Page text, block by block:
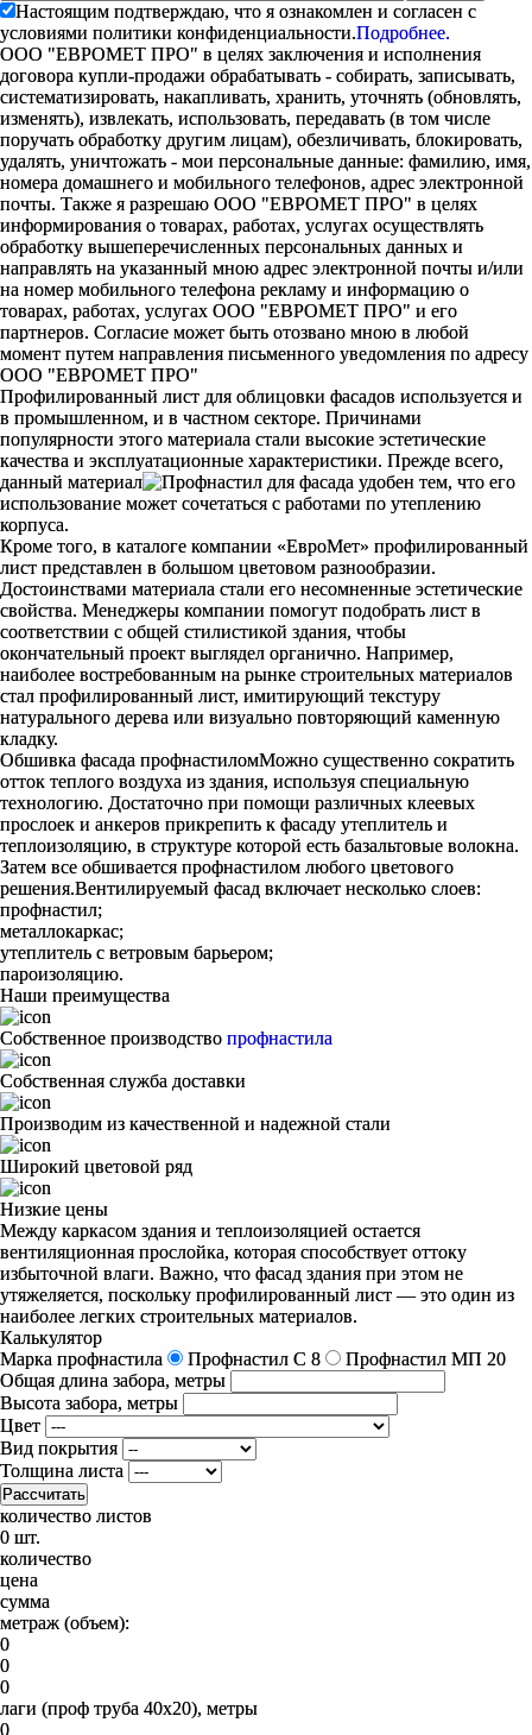
Настоящим подтверждаю, что я ознакомлен и согласен с
условиями политики конфиденциальности.Подробнее.
ООО "ЕВРОМЕТ ПРО" в целях заключения и исполнения
договора купли-продажи обрабатывать - собирать, записывать,
систематизировать, накапливать, хранить, уточнять (обновлять,
изменять), извлекать, использовать, передавать (в том числе
поручать обработку другим лицам), обезличивать, блокировать,
удалять, уничтожать - мои персональные данные: фамилию, имя,
номера домашнего и мобильного телефонов, адрес электронной
почты. Также я разрешаю ООО "ЕВРОМЕТ ПРО" в целях
информирования о товарах, работах, услугах осуществлять
обработку вышеперечисленных персональных данных и
направлять на указанный мною адрес электронной почты и/или
на номер мобильного телефона рекламу и информацию о
товарах, работах, услугах ООО "ЕВРОМЕТ ПРО" и его
партнеров. Согласие может быть отозвано мною в любой
момент путем направления письменного уведомления по адресу
ООО "ЕВРОМЕТ ПРО"
Профилированный лист для облицовки фасадов используется и
в промышленном, и в частном секторе. Причинами
популярности этого материала стали высокие эстетические
качества и эксплуатационные характеристики. Прежде всего,
данный материал
удобен тем, что его
использование может сочетаться с работами по утеплению
корпуса.
Кроме того, в каталоге компании «ЕвроМет» профилированный
лист представлен в большом цветовом разнообразии.
Достоинствами материала стали его несомненные эстетические
свойства. Менеджеры компании помогут подобрать лист в
соответствии с общей стилистикой здания, чтобы
окончательный проект выглядел органично. Например,
наиболее востребованным на рынке строительных материалов
стал профилированный лист, имитирующий текстуру
натурального дерева или визуально повторяющий каменную
кладку.
Обшивка фасада профнастиломМожно существенно сократить
отток теплого воздуха из здания, используя специальную
технологию. Достаточно при помощи различных клеевых
прослоек и анкеров прикрепить к фасаду утеплитель и
теплоизоляцию, в структуре которой есть базальтовые волокна.
Затем все обшивается профнастилом любого цветового
решения.Вентилируемый фасад включает несколько слоев:
профнастил;
металлокаркас;
утеплитель с ветровым барьером;
пароизоляцию.
Наши преимущества
Собственное производство профнастила
Собственная служба доставки
Производим из качественной и надежной стали
Широкий цветовой ряд
Низкие цены
Между каркасом здания и теплоизоляцией остается
вентиляционная прослойка, которая способствует оттоку
избыточной влаги. Важно, что фасад здания при этом не
утяжеляется, поскольку профилированный лист — это один из
наиболее легких строительных материалов.
Калькулятор
Марка профнастила
Профнастил C 8
Профнастил МП 20
Общая длина забора, метры
Высота забора, метры
Цвет
Вид покрытия
Толщина листа
Рассчитать
количество листов
0 шт.
количество
цена
сумма
метраж (объем):
0
0
0
лаги (проф труба 40х20), метры
0